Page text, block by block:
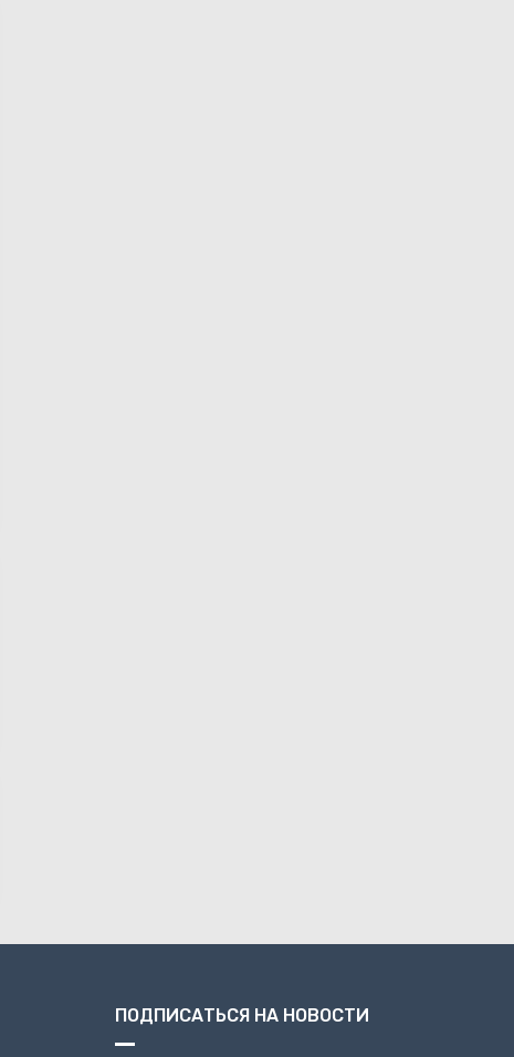
ПОДПИСАТЬСЯ НА НОВОСТИ